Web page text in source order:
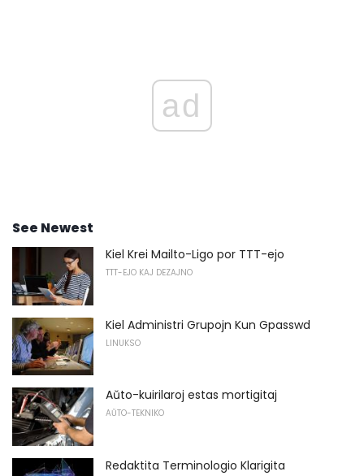
ad
See Newest
Kiel Krei Mailto-Ligo por TTT-ejo
TTT-EJO KAJ DEZAJNO
Kiel Administri Grupojn Kun Gpasswd
LINUKSO
Aŭto-kuirilaroj estas mortigitaj
AŬTO-TEKNIKO
Redaktita Terminologio Klarigita